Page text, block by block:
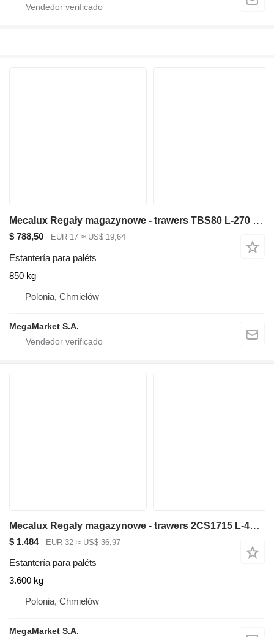
Mecalux Regały magazynowe - trawers TBS80 L-270 cm 8x5 cm używany
$ 788,50 EUR 17 ≈ US$ 19,64
Estantería para paléts
850 kg
Polonia, Chmielów
MegaMarket S.A.
Mecalux Regały magazynowe - trawers 2CS1715 L-400 cm 17x5 cm używany
$ 1.484 EUR 32 ≈ US$ 36,97
Estantería para paléts
3.600 kg
Polonia, Chmielów
MegaMarket S.A.